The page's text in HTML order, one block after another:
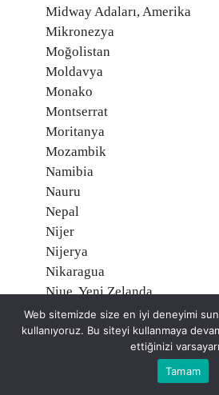
Midway Adaları, Amerika
Mikronezya
Moğolistan
Moldavya
Monako
Montserrat
Moritanya
Mozambik
Namibia
Nauru
Nepal
Nijer
Nijerya
Nikaragua
Niue, Yeni Zelanda
Norveç O
Orta Afrika Cumhuriyeti
Web sitemizde size en iyi deneyimi
kullanıyoruz. Bu siteyi kullanmaya
ettiğinizi
Tamam